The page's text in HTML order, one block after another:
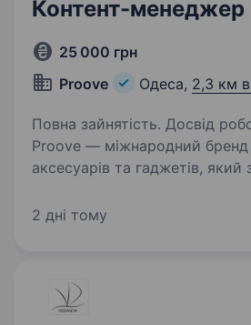
Контент-менеджер
25 000 грн
Proove
Одеса, 2,3 км
Повна зайнятість. Досвід
Proove — міжнародний бренд
аксесуарів та гаджетів,
та глобальному ринках. Ми
2 дні тому